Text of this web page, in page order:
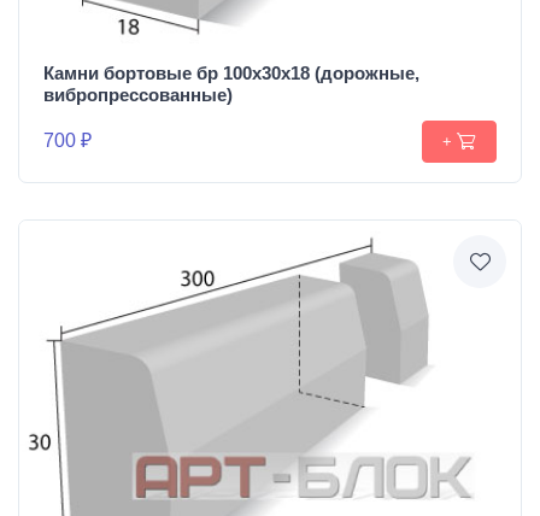
Камни бортовые бр 100х30х18 (дорожные,
вибропрессованные)
700 ₽ +